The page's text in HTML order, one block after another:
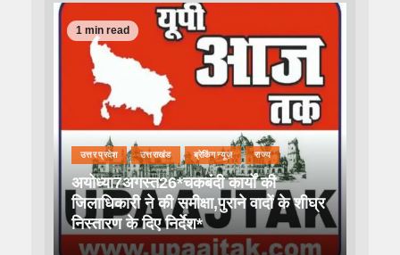
1 min read
उत्तर प्रदेश उत्तराखंड ब्रेकिंग न्यूज़ राज्य
अयोध्या7अगस्त26*चकबंदी कार्यों की
जिलाधिकारी ने की समीक्षा,पुराने वादों के शीघ्र
निस्तारण के दिए निर्देश*